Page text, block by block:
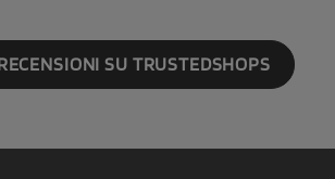
SU TRUSTEDSHOPS